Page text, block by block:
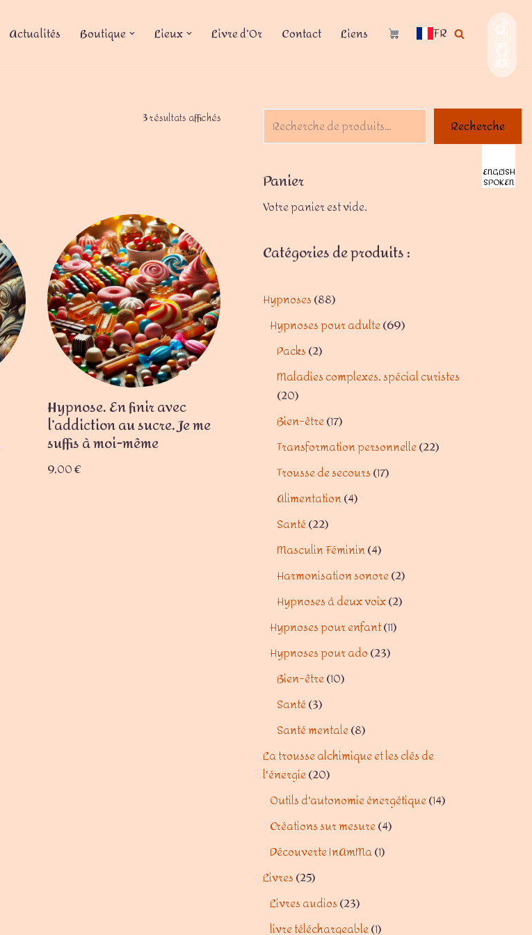
Actualités Boutique Lieux Livre d’Or Contact Liens FR
3 résultats affichés
Hypnose. En finir avec
l’addiction au sucre. Je me
suffis à moi-même
9,00€
Recherche
Panier
Votre panier est vide.
Catégories de produits :
Hypnoses 88
Hypnoses pour adulte 69
Packs 2
Maladies complexes, spécial curistes
20
Bien-être 17
Transformation personnelle 22
Trousse de secours 17
Alimentation 4
Santé 22
Masculin Féminin 4
Harmonisation sonore 2
Hypnoses à deux voix 2
Hypnoses pour enfant 11
Hypnoses pour ado 23
Bien-être 10
Santé 3
Santé mentale 8
La trousse alchimique et les clés de
l'énergie 20
Outils d'autonomie énergétique 14
Créations sur mesure 4
Découverte InAmMa 1
Livres 25
Livres audios 23
livre téléchargeable 1
ENGLISH
SPOKEN